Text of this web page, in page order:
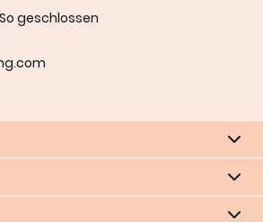
So geschlossen